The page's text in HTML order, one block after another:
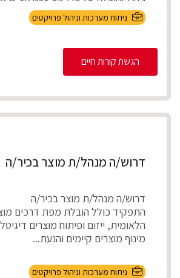
אפיון דרישות בהתא...
ניתוח מערכות וניהול פרויקטים
הגשת קורות חיים
דרוש/ה מנהל/ת מוצר בכיר/ה
דרוש/ה מנהל/ת מוצר בכיר/ה
התפקיד כולל הובלת מפת דרכים
הלאומית, ייזום ופיתוח מוצרים
מינוף מוצרים קיימים והנעת...
ניתוח מערכות וניהול פרויקטים